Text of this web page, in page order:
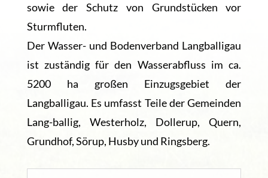
sowie der Schutz von Grundstücken vor
Sturmfluten.
Der Wasser- und Bodenverband Langballigau
ist zuständig für den Wasserabfluss im ca.
5200 ha großen Einzugsgebiet der
Langballigau. Es umfasst Teile der Gemeinden
Lang-ballig, Westerholz, Dollerup, Quern,
Grundhof, Sörup, Husby und Ringsberg.